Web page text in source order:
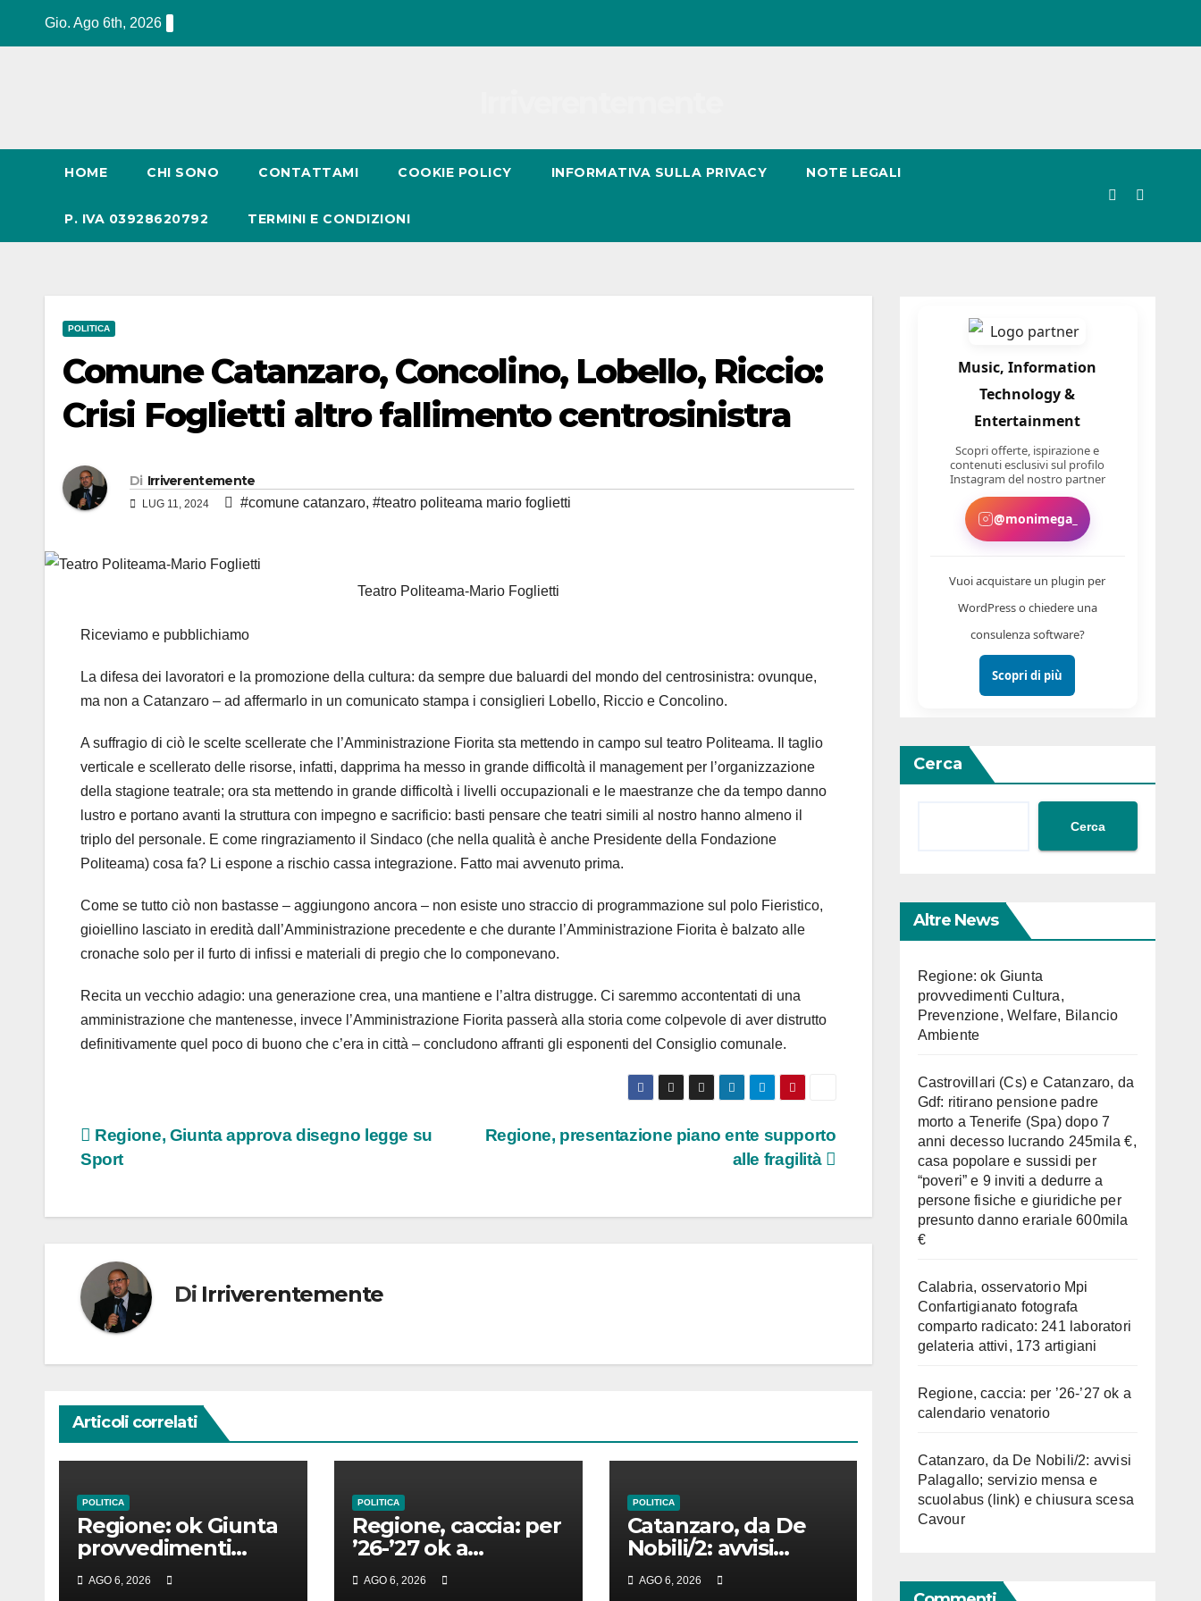
Gio. Ago 6th, 2026
HOME CHI SONO CONTATTAMI COOKIE POLICY INFORMATIVA SULLA PRIVACY NOTE LEGALI
P. IVA 03928620792 TERMINI E CONDIZIONI
POLITICA
Comune Catanzaro, Concolino, Lobello, Riccio:
Crisi Foglietti altro fallimento centrosinistra
Di Irriverentemente
LUG 11, 2024 #comune catanzaro, #teatro politeama mario foglietti
Teatro Politeama-Mario Foglietti
Riceviamo e pubblichiamo
La difesa dei lavoratori e la promozione della cultura: da sempre due baluardi del mondo del centrosinistra: ovunque,
ma non a Catanzaro – ad affermarlo in un comunicato stampa i consiglieri Lobello, Riccio e Concolino.
A suffragio di ciò le scelte scellerate che l’Amministrazione Fiorita sta mettendo in campo sul teatro Politeama. Il taglio
verticale e scellerato delle risorse, infatti, dapprima ha messo in grande difficoltà il management per l’organizzazione
della stagione teatrale; ora sta mettendo in grande difficoltà i livelli occupazionali e le maestranze che da tempo danno
lustro e portano avanti la struttura con impegno e sacrificio: basti pensare che teatri simili al nostro hanno almeno il
triplo del personale. E come ringraziamento il Sindaco (che nella qualità è anche Presidente della Fondazione
Politeama) cosa fa? Li espone a rischio cassa integrazione. Fatto mai avvenuto prima.
Come se tutto ciò non bastasse – aggiungono ancora – non esiste uno straccio di programmazione sul polo Fieristico,
gioiellino lasciato in eredità dall’Amministrazione precedente e che durante l’Amministrazione Fiorita è balzato alle
cronache solo per il furto di infissi e materiali di pregio che lo componevano.
Recita un vecchio adagio: una generazione crea, una mantiene e l’altra distrugge. Ci saremmo accontentati di una
amministrazione che mantenesse, invece l’Amministrazione Fiorita passerà alla storia come colpevole di aver distrutto
definitivamente quel poco di buono che c’era in città – concludono affranti gli esponenti del Consiglio comunale.
Navigazione
articoli
Regione, presentazione piano ente supporto
alle fragilità
Regione, Giunta approva disegno legge su
Sport
Di Irriverentemente
Articoli correlati
POLITICA
Regione: ok Giunta
provvedimenti
Cultura,
Prevenzione,
AGO 6, 2026
POLITICA
Regione, caccia: per
’26-’27 ok a
calendario
venatorio
AGO 6, 2026
POLITICA
Catanzaro, da De
Nobili/2: avvisi
Palagallo; servizio
mensa e scuolabus
AGO 6, 2026
Cerca
Cerca
Altre News
Regione: ok Giunta
provvedimenti Cultura,
Prevenzione, Welfare, Bilancio
Ambiente
Castrovillari (Cs) e Catanzaro, da
Gdf: ritirano pensione padre
morto a Tenerife (Spa) dopo 7
anni decesso lucrando 245mila €,
casa popolare e sussidi per
“poveri” e 9 inviti a dedurre a
persone fisiche e giuridiche per
presunto danno erariale 600mila
€
Calabria, osservatorio Mpi
Confartigianato fotografa
comparto radicato: 241 laboratori
gelateria attivi, 173 artigiani
Regione, caccia: per ’26-’27 ok a
calendario venatorio
Catanzaro, da De Nobili/2: avvisi
Palagallo; servizio mensa e
scuolabus (link) e chiusura scesa
Cavour
Music, Information
Technology &
Entertainment
Scopri offerte, ispirazione e
contenuti esclusivi sul profilo
Instagram del nostro partner
@monimega_
Vuoi acquistare un plugin per
WordPress o chiedere una
consulenza software?
Scopri di più